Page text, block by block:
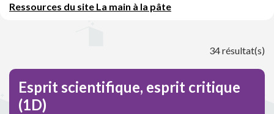
Ressources du site La main à la pâte
34 résultat(s)
Esprit scientifique, esprit critique
(1D)